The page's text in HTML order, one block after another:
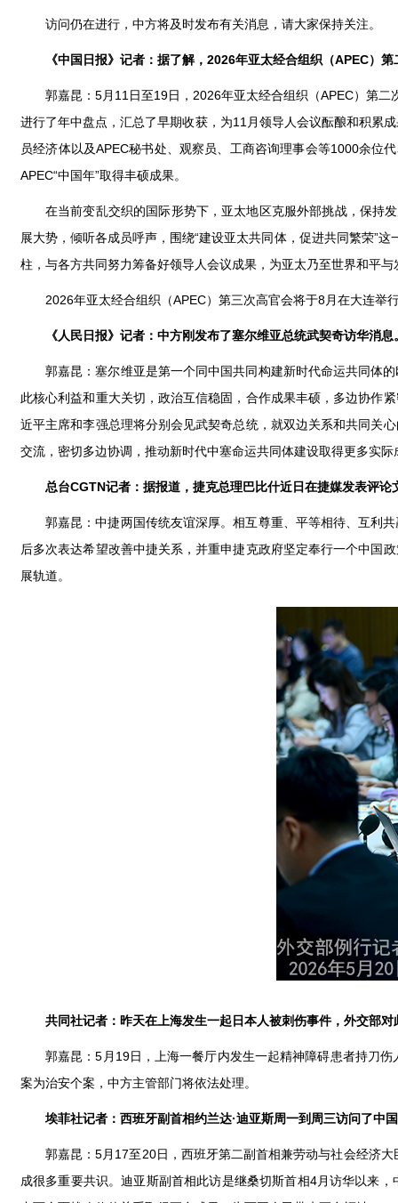
访问仍在进行，中方将及时发布有关消息，请大家保持关注。
《中国日报》记者：据了解，2026年亚太经合组织（APEC）
郭嘉昆：5月11日至19日，2026年亚太经合组织（APEC）第
进行了年中盘点，汇总了早期收获，为11月领导人会议酝酿和积累
员经济体以及APEC秘书处、观察员、工商咨询理事会等1000余位
APEC“中国年”取得丰硕成果。
在当前变乱交织的国际形势下，亚太地区克服外部挑战，保持
展大势，倾听各成员呼声，围绕“建设亚太共同体，促进共同繁荣”
柱，与各方共同努力筹备好领导人会议成果，为亚太乃至世界和平与
2026年亚太经合组织（APEC）第三次高官会将于8月在大连举
《人民日报》记者：中方刚发布了塞尔维亚总统武契奇访华消
郭嘉昆：塞尔维亚是第一个同中国共同构建新时代命运共同体
此核心利益和重大关切，政治互信稳固，合作成果丰硕，多边协作
近平主席和李强总理将分别会见武契奇总统，就双边关系和共同关
交流，密切多边协调，推动新时代中塞命运共同体建设取得更多实
总台CGTN记者：据报道，捷克总理巴比什近日在捷媒发表评
郭嘉昆：中捷两国传统友谊深厚。相互尊重、平等相待、互利
后多次表达希望改善中捷关系，并重申捷克政府坚定奉行一个中国
展轨道。
共同社记者：昨天在上海发生一起日本人被刺伤事件，外交部
郭嘉昆：5月19日，上海一餐厅内发生一起精神障碍患者持刀
案为治安个案，中方主管部门将依法处理。
埃菲社记者：西班牙副首相约兰达·迪亚斯周一到周三访问了中
郭嘉昆：5月17至20日，西班牙第二副首相兼劳动与社会经济
成很多重要共识。迪亚斯副首相此访是继桑切斯首相4月访华以来